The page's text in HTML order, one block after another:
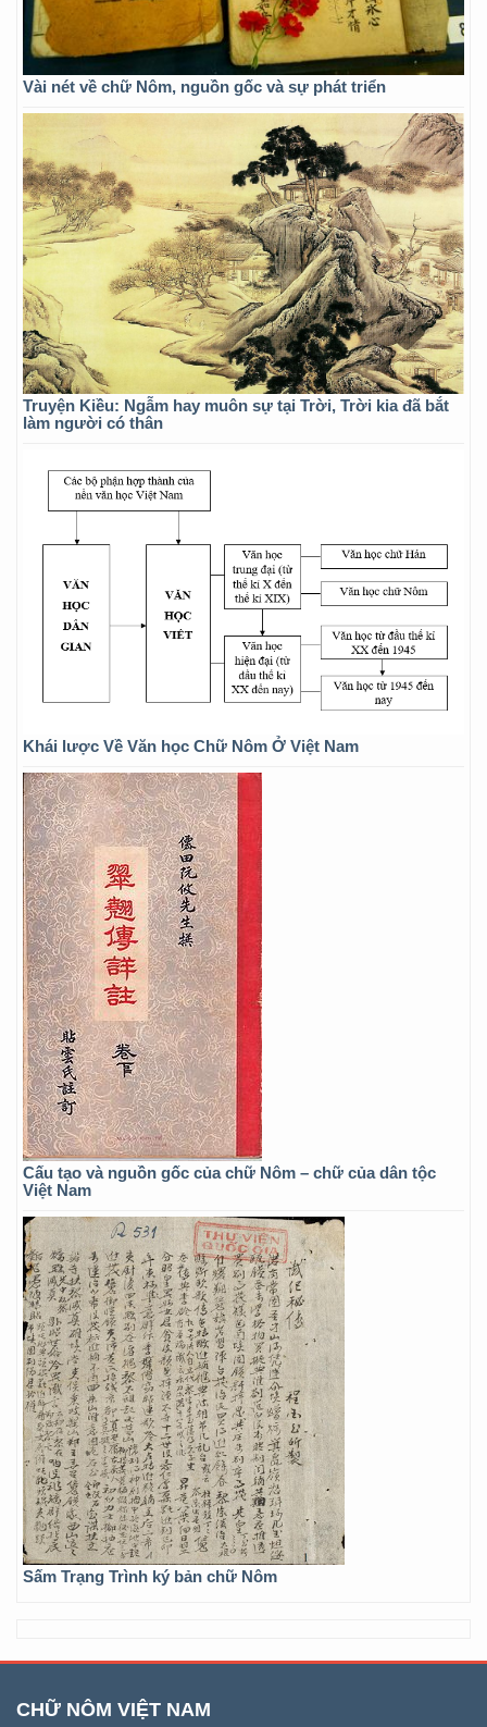
Vài nét về chữ Nôm, nguồn gốc và sự phát triển
Truyện Kiều: Ngẫm hay muôn sự tại Trời, Trời kia đã bắt
làm người có thân
Khái lược Về Văn học Chữ Nôm Ở Việt Nam
Cấu tạo và nguồn gốc của chữ Nôm – chữ của dân tộc
Việt Nam
Sấm Trạng Trình ký bản chữ Nôm
CHỮ NÔM VIỆT NAM